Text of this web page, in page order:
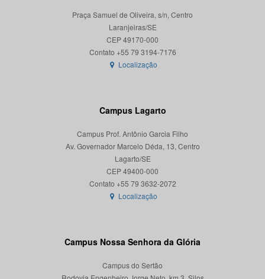
Praça Samuel de Oliveira, s/n, Centro
Laranjeiras/SE
CEP 49170-000
Localização
Campus Lagarto
Campus Prof. Antônio Garcia Filho
Av. Governador Marcelo Déda, 13, Centro
Lagarto/SE
CEP 49400-000
Localização
Campus Nossa Senhora da Glória
Campus do Sertão